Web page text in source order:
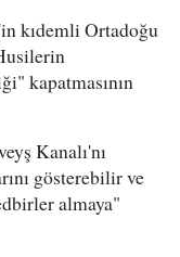
kıdemli Ortadoğu
kapatmasının
Kanalı'nı
gösterebilir ve
almaya"